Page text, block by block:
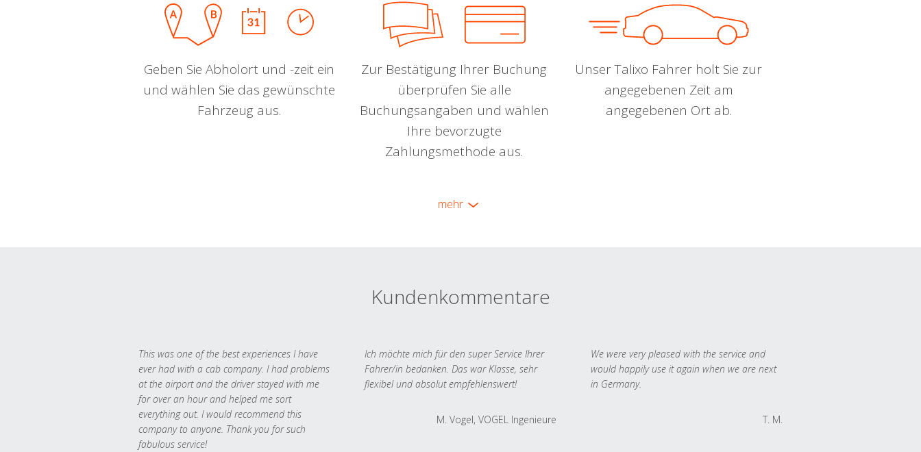
Geben Sie Abholort und -zeit ein
und wählen Sie das gewünschte
Fahrzeug aus.
Zur Bestätigung Ihrer Buchung
überprüfen Sie alle
Buchungsangaben und wählen
Ihre bevorzugte
Zahlungsmethode aus.
Unser Talixo Fahrer holt Sie zur
angegebenen Zeit am
angegebenen Ort ab.
mehr
Kundenkommentare
This was one of the best experiences I have
ever had with a cab company. I had problems
at the airport and the driver stayed with me
for over an hour and helped me sort
everything out. I would recommend this
company to anyone. Thank you for such
fabulous service!
Ich möchte mich für den super Service Ihrer
Fahrer/in bedanken. Das war Klasse, sehr
flexibel und absolut empfehlenswert!
M. Vogel, VOGEL Ingenieure
We were very pleased with the service and
would happily use it again when we are next
in Germany.
T. M.